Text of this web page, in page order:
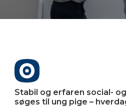
Stabil og erfaren social-
søges til ung pige –